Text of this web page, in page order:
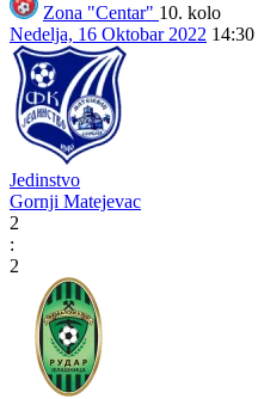
Zona "Centar" 10. kolo
Nedelja, 16 Oktobar 2022 14:30
Jedinstvo
Gornji Matejevac
2
:
2